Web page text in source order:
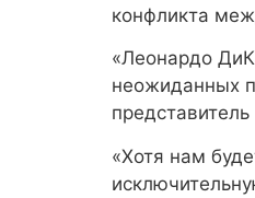
конфликта
«Леонардо
неожиданных
«Хотя нам